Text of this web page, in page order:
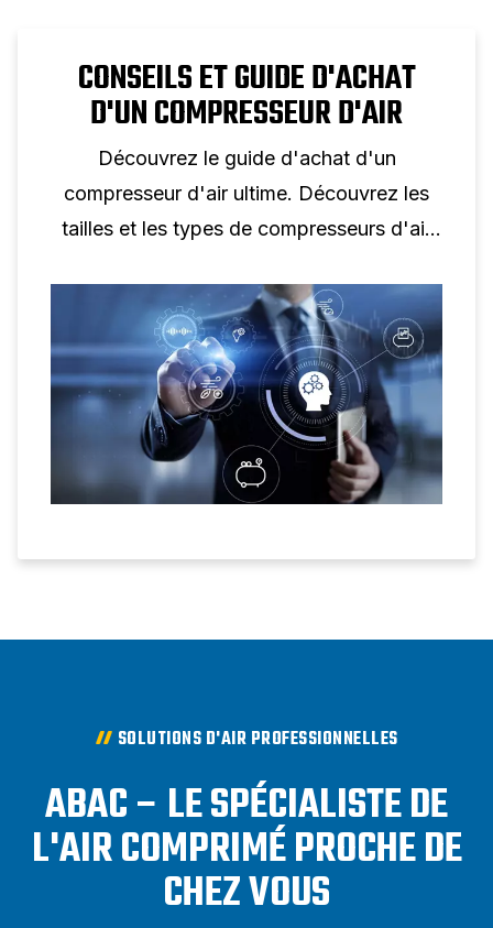
CONSEILS ET GUIDE D'ACHAT
D'UN COMPRESSEUR D'AIR
Découvrez le guide d'achat d'un
compresseur d'air ultime. Découvrez les
tailles et les types de compresseurs d'air
mieux à vos besoins.
SOLUTIONS D'AIR PROFESSIONNELLES
ABAC – LE SPÉCIALISTE DE
L'AIR COMPRIMÉ PROCHE DE
CHEZ VOUS